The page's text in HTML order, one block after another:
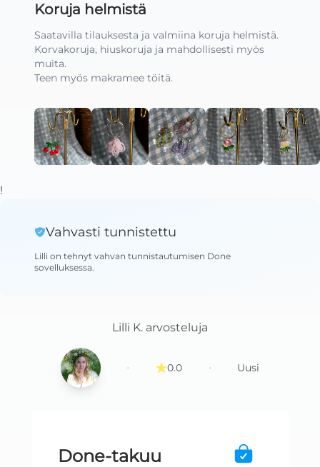
Koruja helmistä
Saatavilla tilauksesta ja valmiina koruja helmistä.
Korvakoruja, hiuskoruja ja mahdollisesti myös
muita.
Teen myös makramee töitä.
!
Vahvasti tunnistettu
Lilli on tehnyt vahvan tunnistautumisen Done
sovelluksessa.
Lilli K. arvosteluja
· 0.0 · Uusi
Done-takuu